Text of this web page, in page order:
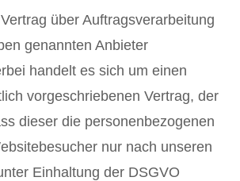
über Auftragsverarbeitung
genannten Anbieter
handelt es sich um einen
vorgeschriebenen Vertrag, der
dieser die personenbezogenen
nur nach unseren
Einhaltung der DSGVO